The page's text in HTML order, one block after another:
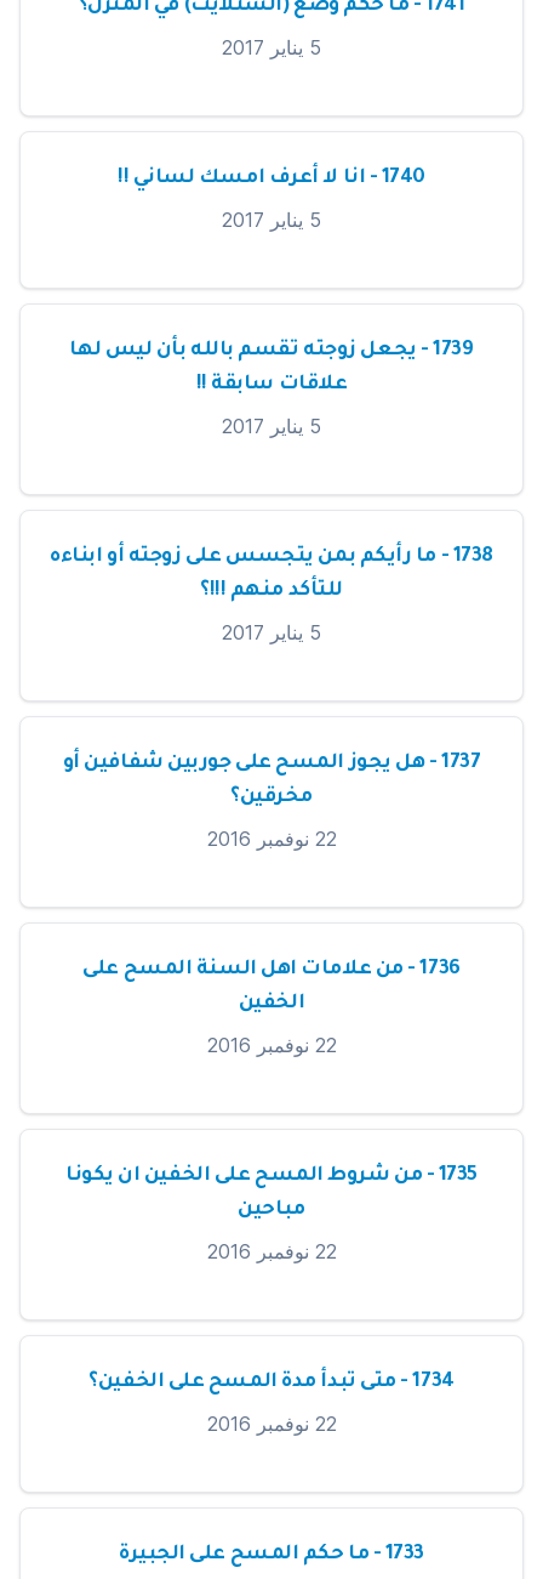
1741 - ما حكم وضع (الستلايت) في المنزل؟
5 يناير 2017
1740 - انا لا أعرف امسك لساني !!
5 يناير 2017
1739 - يجعل زوجته تقسم بالله بأن ليس لها
علاقات سابقة !!
5 يناير 2017
1738 - ما رأيكم بمن يتجسس على زوجته أو ابناءه
للتأكد منهم !!!؟
5 يناير 2017
1737 - هل يجوز المسح على جوربين شفافين أو
مخرقين؟
22 نوفمبر 2016
1736 - من علامات اهل السنة المسح على
الخفين
22 نوفمبر 2016
1735 - من شروط المسح على الخفين ان يكونا
مباحين
22 نوفمبر 2016
1734 - متى تبدأ مدة المسح على الخفين؟
22 نوفمبر 2016
1733 - ما حكم المسح على الجبيرة